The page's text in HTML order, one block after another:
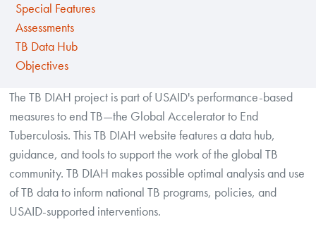
Special Features
Assessments
TB Data Hub
Objectives
The TB DIAH project is part of USAID's performance-based
measures to end TB—the Global Accelerator to End
Tuberculosis. This TB DIAH website features a data hub,
guidance, and tools to support the work of the global TB
community. TB DIAH makes possible optimal analysis and use
of TB data to inform national TB programs, policies, and
USAID-supported interventions.